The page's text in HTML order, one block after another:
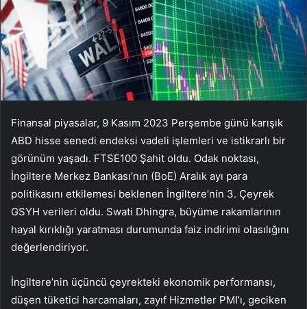
Finansal piyasalar, 9 Kasım 2023 Perşembe günü karışık
ABD hisse senedi endeksi vadeli işlemleri ve istikrarlı bir
görünüm yaşadı. FTSE100 Şahit oldu. Odak noktası,
İngiltere Merkez Bankası’nın (BoE) Aralık ayı para
politikasını etkilemesi beklenen İngiltere’nin 3. Çeyrek
GSYH verileri oldu. Swati Dhingra, büyüme rakamlarının
hayal kırıklığı yaratması durumunda faiz indirimi olasılığını
değerlendiriyor.
İngiltere’nin üçüncü çeyrekteki ekonomik performansı,
düşen tüketici harcamaları, zayıf Hizmetler PMI’ı, geciken